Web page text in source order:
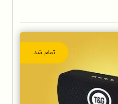
تمام شد